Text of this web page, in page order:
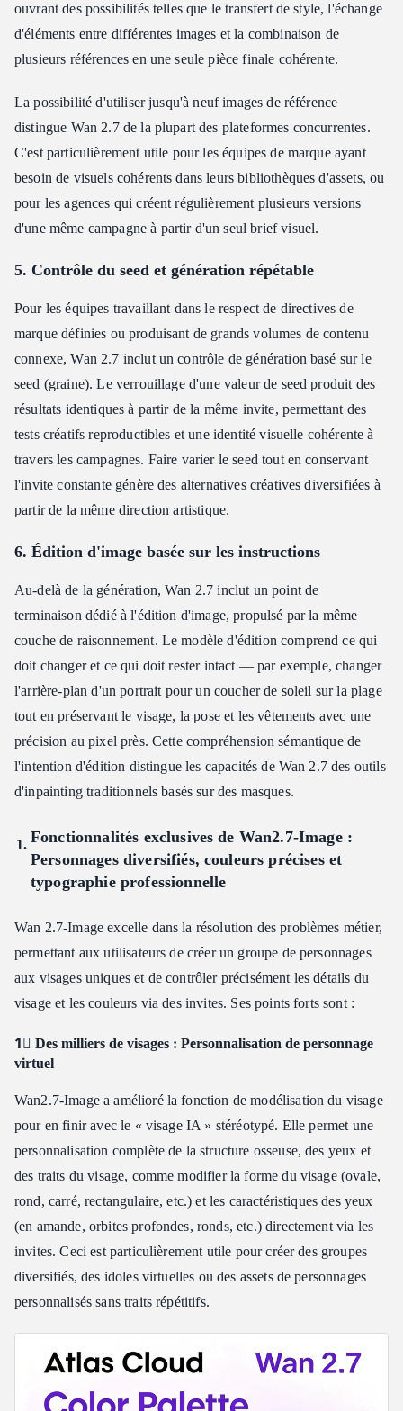
ouvrant des possibilités telles que le transfert de style, l'échange
d'éléments entre différentes images et la combinaison de
plusieurs références en une seule pièce finale cohérente.
La possibilité d'utiliser jusqu'à neuf images de référence
distingue Wan 2.7 de la plupart des plateformes concurrentes.
C'est particulièrement utile pour les équipes de marque ayant
besoin de visuels cohérents dans leurs bibliothèques d'assets, ou
pour les agences qui créent régulièrement plusieurs versions
d'une même campagne à partir d'un seul brief visuel.
5. Contrôle du seed et génération répétable
Pour les équipes travaillant dans le respect de directives de
marque définies ou produisant de grands volumes de contenu
connexe, Wan 2.7 inclut un contrôle de génération basé sur le
seed (graine). Le verrouillage d'une valeur de seed produit des
résultats identiques à partir de la même invite, permettant des
tests créatifs reproductibles et une identité visuelle cohérente à
travers les campagnes. Faire varier le seed tout en conservant
l'invite constante génère des alternatives créatives diversifiées à
partir de la même direction artistique.
6. Édition d'image basée sur les instructions
Au-delà de la génération, Wan 2.7 inclut un point de
terminaison dédié à l'édition d'image, propulsé par la même
couche de raisonnement. Le modèle d'édition comprend ce qui
doit changer et ce qui doit rester intact — par exemple, changer
l'arrière-plan d'un portrait pour un coucher de soleil sur la plage
tout en préservant le visage, la pose et les vêtements avec une
précision au pixel près. Cette compréhension sémantique de
l'intention d'édition distingue les capacités de Wan 2.7 des outils
d'inpainting traditionnels basés sur des masques.
Fonctionnalités exclusives de Wan2.7‑Image :
Personnages diversifiés, couleurs précises et
typographie professionnelle
Wan 2.7‑Image excelle dans la résolution des problèmes métier,
permettant aux utilisateurs de créer un groupe de personnages
aux visages uniques et de contrôler précisément les détails du
visage et les couleurs via des invites. Ses points forts sont :
1⃣ Des milliers de visages : Personnalisation de personnage
virtuel
Wan2.7‑Image a amélioré la fonction de modélisation du visage
pour en finir avec le « visage IA » stéréotypé. Elle permet une
personnalisation complète de la structure osseuse, des yeux et
des traits du visage, comme modifier la forme du visage (ovale,
rond, carré, rectangulaire, etc.) et les caractéristiques des yeux
(en amande, orbites profondes, ronds, etc.) directement via les
invites. Ceci est particulièrement utile pour créer des groupes
diversifiés, des idoles virtuelles ou des assets de personnages
personnalisés sans traits répétitifs.